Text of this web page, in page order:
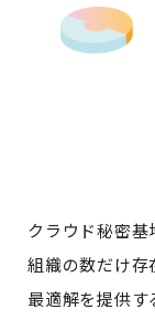
クラウド秘密基
組織の数だけ存
最適解を提供す